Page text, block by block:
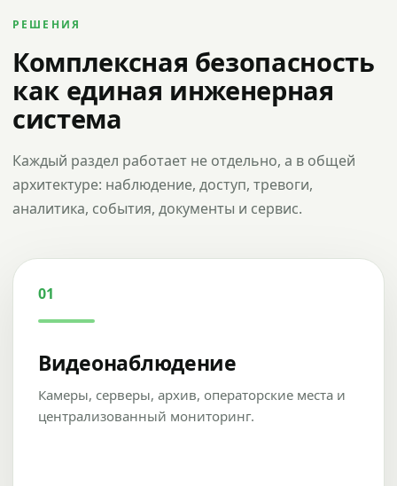
РЕШЕНИЯ
Комплексная безопасность
как единая инженерная
система
Каждый раздел работает не отдельно, а в общей
архитектуре: наблюдение, доступ, тревоги,
аналитика, события, документы и сервис.
01
Видеонаблюдение
Камеры, серверы, архив, операторские места и
централизованный мониторинг.